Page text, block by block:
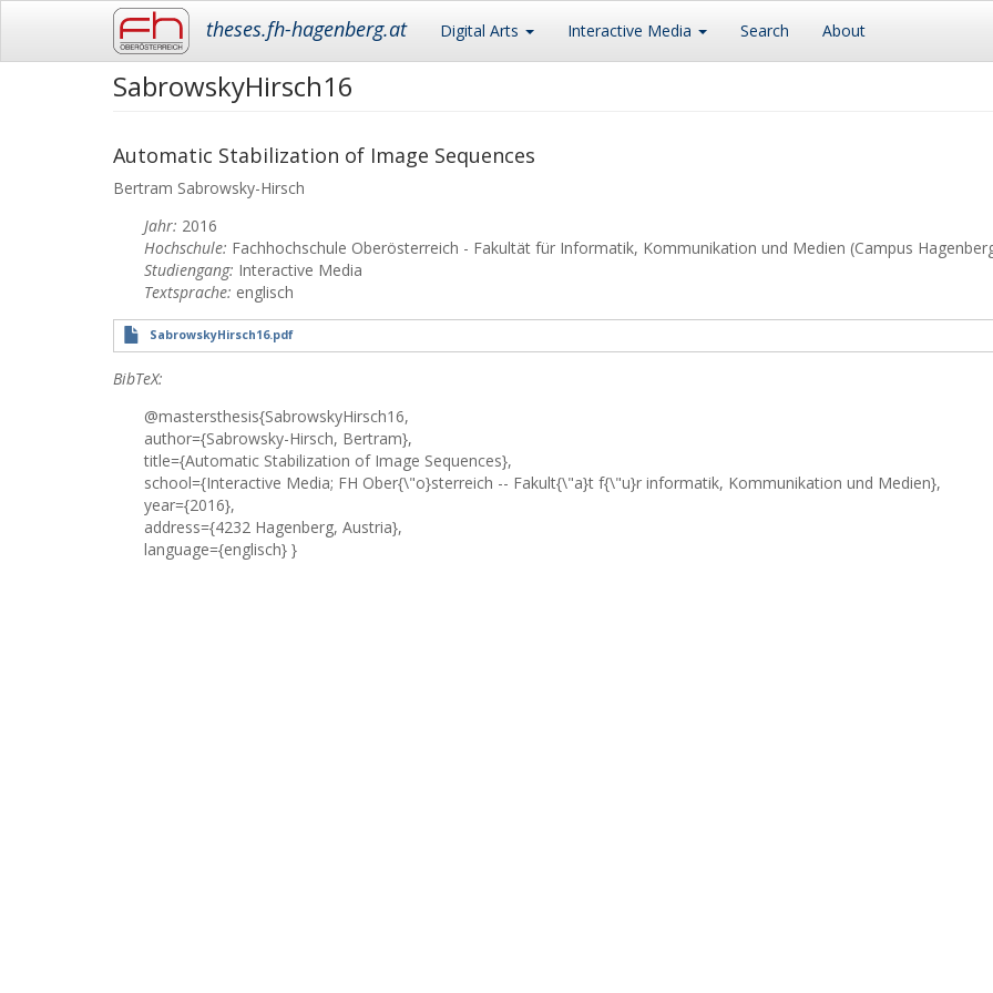
theses.fh-hagenberg.at
Main
navigation
Digital Arts Interactive Media Search About
SabrowskyHirsch16
Automatic Stabilization of Image Sequences
Bertram Sabrowsky-Hirsch
Jahr: 2016
Hochschule: Fachhochschule Oberösterreich - Fakultät für Informatik, Kommunikation und Medien (Campus
Studiengang: Interactive Media
Textsprache: englisch
SabrowskyHirsch16.pdf
BibTeX:
@mastersthesis{SabrowskyHirsch16,
author={Sabrowsky-Hirsch, Bertram},
title={Automatic Stabilization of Image Sequences},
school={Interactive Media; FH Ober{\"o}sterreich -- Fakult{\"a}t f{\"u}r informatik, Kommunikation und Medien},
year={2016},
address={4232 Hagenberg, Austria},
language={englisch} }